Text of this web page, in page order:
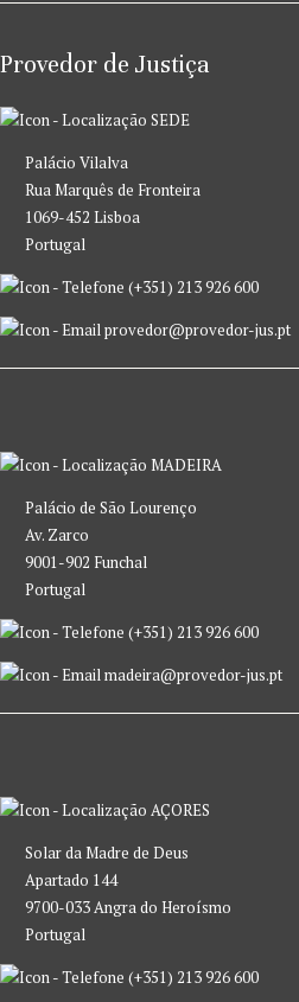
Provedor de Justiça
SEDE
Palácio Vilalva
Rua Marquês de Fronteira
1069-452 Lisboa
Portugal
(+351) 213 926 600
provedor@provedor-jus.pt
MADEIRA
Palácio de São Lourenço
Av. Zarco
9001-902 Funchal
Portugal
(+351) 213 926 600
madeira@provedor-jus.pt
AÇORES
Solar da Madre de Deus
Apartado 144
9700-033 Angra do Heroísmo
Portugal
(+351) 213 926 600